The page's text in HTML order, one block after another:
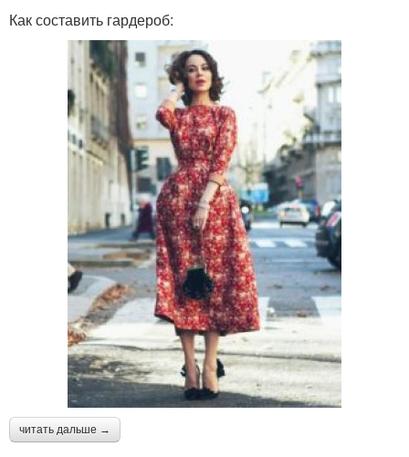
Как составить гардероб:
читать дальше →